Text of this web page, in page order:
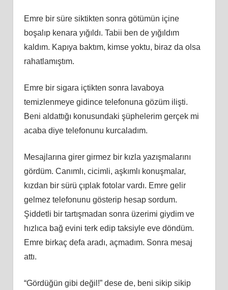
Emre bir süre siktikten sonra götümün içine
boşalıp kenara yığıldı. Tabii ben de yığıldım
kaldım. Kapıya baktım, kimse yoktu, biraz da olsa
rahatlamıştım.
Emre bir sigara içtikten sonra lavaboya
temizlenmeye gidince telefonuna gözüm ilişti.
Beni aldattığı konusundaki şüphelerim gerçek mi
acaba diye telefonunu kurcaladım.
Mesajlarına girer girmez bir kızla yazışmalarını
gördüm. Canımlı, cicimli, aşkımlı konuşmalar,
kızdan bir sürü çıplak fotolar vardı. Emre gelir
gelmez telefonunu gösterip hesap sordum.
Şiddetli bir tartışmadan sonra üzerimi giydim ve
hızlıca bağ evini terk edip taksiyle eve döndüm.
Emre birkaç defa aradı, açmadım. Sonra mesaj
attı.
“Gördüğün gibi değil!” dese de, beni sikip sikip